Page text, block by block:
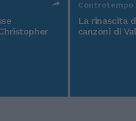
Controtempo
La rinascita
canzoni di